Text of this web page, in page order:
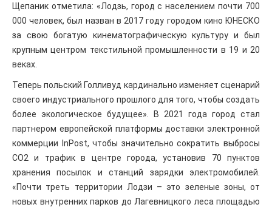
Щепаник отметила: «Лодзь, город с населением почти 700
000 человек, был назван в 2017 году городом кино ЮНЕСКО
за свою богатую кинематографическую культуру и был
крупным центром текстильной промышленности в 19 и 20
веках.
Теперь польский Голливуд кардинально изменяет сценарий
своего индустриального прошлого для того, чтобы создать
более экологическое будущее». В 2021 года город стал
партнером европейской платформы доставки электронной
коммерции InPost, чтобы значительно сократить выбросы
CO2 и трафик в центре города, установив 70 пунктов
хранения посылок и станций зарядки электромобилей.
«Почти треть территории Лодзи – это зеленые зоны, от
новых внутренних парков до Лагевницкого леса площадью